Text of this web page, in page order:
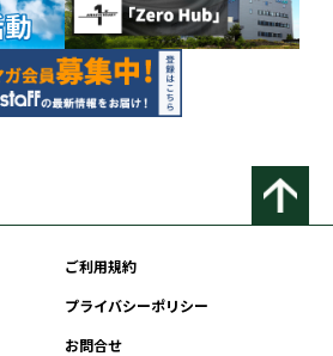
ご利用規約
プライバシーポリシー
お問合せ